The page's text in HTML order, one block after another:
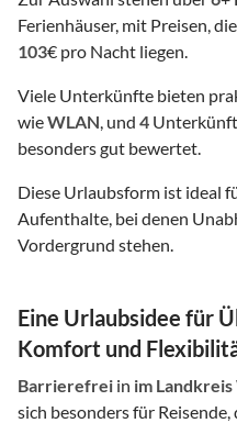
Ferienhäuser, mit Preisen,
103€ pro Nacht liegen.
Viele Unterkünfte bieten
wieWLAN, und 4
besonders gut bewertet.
Diese Urlaubsform ist ideal
Aufenthalte, bei denen
Vordergrund stehen.
Eine Urlaubsidee für
Komfort und
Barrierefrei in im
sich besonders für